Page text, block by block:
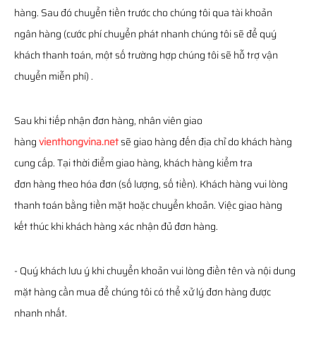
hàng. Sau đó chuyển tiền trước cho chúng tôi qua tài khoản
ngân hàng (cước phí chuyển phát nhanh chúng tôi sẽ để quý
khách thanh toán, một số trường hợp chúng tôi sẽ hỗ trợ vận
chuyển miễn phí) .
Sau khi tiếp nhận đơn hàng, nhân viên giao
hàngvienthongvina.netsẽ giao hàng đến địa chỉ do khách hàng
cung cấp. Tại thời điểm giao hàng, khách hàng kiểm tra
đơn hàng theo hóa đơn (số lượng, số tiền). Khách hàng vui lòng
thanh toán bằng tiền mặt hoặc chuyển khoản. Việc giao hàng
kết thúc khi khách hàng xác nhận đủ đơn hàng.
- Quý khách lưu ý khi chuyển khoản vui lòng điền tên và nội dung
mặt hàng cần mua để chúng tôi có thể xử lý đơn hàng được
nhanh nhất.